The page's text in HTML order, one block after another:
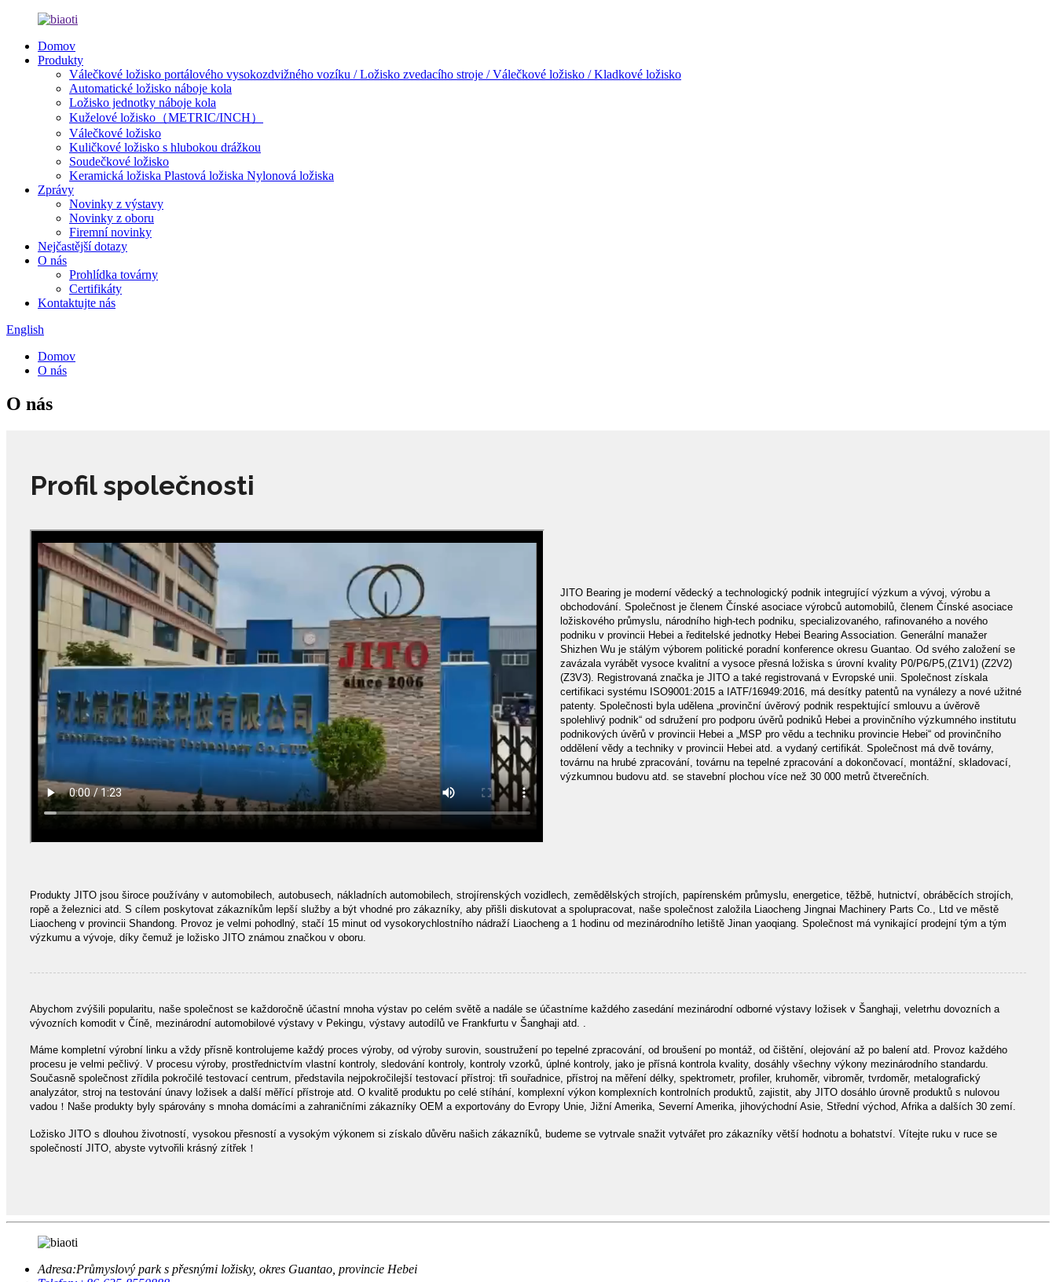
Domov
Produkty
Válečkové ložisko portálového vysokozdvižného vozíku / Ložisko zvedacího stroje / Válečkové ložisko / Kladkové ložisko
Automatické ložisko náboje kola
Ložisko jednotky náboje kola
Kuželové ložisko（METRIC/INCH）
Válečkové ložisko
Kuličkové ložisko s hlubokou drážkou
Soudečkové ložisko
Keramická ložiska Plastová ložiska Nylonová ložiska
Zprávy
Novinky z výstavy
Novinky z oboru
Firemní novinky
Nejčastější dotazy
O nás
Prohlídka továrny
Certifikáty
Kontaktujte nás
English
Domov
O nás
O nás
Profil společnosti
JITO Bearing je moderní vědecký a technologický podnik integrující výzkum a vývoj, výrobu a
obchodování. Společnost je členem Čínské asociace výrobců automobilů, členem Čínské asociace
ložiskového průmyslu, národního high-tech podniku, specializovaného, ​​rafinovaného a nového
podniku v provincii Hebei a ředitelské jednotky Hebei Bearing Association. Generální manažer
Shizhen Wu je stálým výborem politické poradní konference okresu Guantao. Od svého založení se
zavázala vyrábět vysoce kvalitní a vysoce přesná ložiska s úrovní kvality P0/P6/P5,(Z1V1) (Z2V2)
(Z3V3). Registrovaná značka je JITO a také registrovaná v Evropské unii. Společnost získala
certifikaci systému ISO9001:2015 a IATF/16949:2016, má desítky patentů na vynálezy a nové užitné
patenty. Společnosti byla udělena „provinční úvěrový podnik respektující smlouvu a úvěrově
spolehlivý podnik“ od sdružení pro podporu úvěrů podniků Hebei a provinčního výzkumného institutu
podnikových úvěrů v provincii Hebei a „MSP pro vědu a techniku ​​provincie Hebei“ od provinčního
oddělení vědy a techniky v provincii Hebei atd. a vydaný certifikát. Společnost má dvě továrny,
továrnu na hrubé zpracování, továrnu na tepelné zpracování a dokončovací, montážní, skladovací,
výzkumnou budovu atd. se stavební plochou více než 30 000 metrů čtverečních.
Produkty JITO jsou široce používány v automobilech, autobusech, nákladních automobilech, strojírenských vozidlech, zemědělských strojích, papírenském průmyslu, energetice, těžbě, hutnictví, obráběcích strojích,
ropě a železnici atd. S cílem poskytovat zákazníkům lepší služby a být vhodné pro zákazníky, aby přišli diskutovat a spolupracovat, naše společnost založila Liaocheng Jingnai Machinery Parts Co., Ltd ve městě
Liaocheng v provincii Shandong. Provoz je velmi pohodlný, stačí 15 minut od vysokorychlostního nádraží Liaocheng a 1 hodinu od mezinárodního letiště Jinan yaoqiang. Společnost má vynikající prodejní tým a tým
výzkumu a vývoje, díky čemuž je ložisko JITO známou značkou v oboru.
Abychom zvýšili popularitu, naše společnost se každoročně účastní mnoha výstav po celém světě a nadále se účastníme každého zasedání mezinárodní odborné výstavy ložisek v Šanghaji, veletrhu dovozních a
vývozních komodit v Číně, mezinárodní automobilové výstavy v Pekingu, výstavy autodílů ve Frankfurtu v Šanghaji atd. .
Máme kompletní výrobní linku a vždy přísně kontrolujeme každý proces výroby, od výroby surovin, soustružení po tepelné zpracování, od broušení po montáž, od čištění, olejování až po balení atd. Provoz každého
procesu je velmi pečlivý. V procesu výroby, prostřednictvím vlastní kontroly, sledování kontroly, kontroly vzorků, úplné kontroly, jako je přísná kontrola kvality, dosáhly všechny výkony mezinárodního standardu.
Současně společnost zřídila pokročilé testovací centrum, představila nejpokročilejší testovací přístroj: tři souřadnice, přístroj na měření délky, spektrometr, profiler, kruhoměr, vibroměr, tvrdoměr, metalografický
analyzátor, stroj na testování únavy ložisek a další měřící přístroje atd. O kvalitě produktu po celé stíhání, komplexní výkon komplexních kontrolních produktů, zajistit, aby JITO dosáhlo úrovně produktů s nulovou
vadou！Naše produkty byly spárovány s mnoha domácími a zahraničními zákazníky OEM a exportovány do Evropy Unie, Jižní Amerika, Severní Amerika, jihovýchodní Asie, Střední východ, Afrika a dalších 30 zemí.
Ložisko JITO s dlouhou životností, vysokou přesností a vysokým výkonem si získalo důvěru našich zákazníků, budeme se vytrvale snažit vytvářet pro zákazníky větší hodnotu a bohatství. Vítejte ruku v ruce se
společností JITO, abyste vytvořili krásný zítřek！
Adresa:Průmyslový park s přesnými ložisky, okres Guantao, provincie Hebei